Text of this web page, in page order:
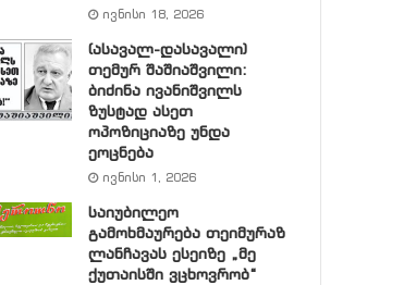
ივნისი 18, 2026
(ასავალ-დასავალი)
თემურ შაშიაშვილი:
ბიძინა ივანიშვილს
ზუსტად ასეთ
ოპოზიციაზე უნდა
ეოცნება
ივნისი 1, 2026
საიუბილეო
გამოხმაურება თეიმურაზ
ლანჩავას ესეიზე „მე
ქუთაისში ვცხოვრობ“